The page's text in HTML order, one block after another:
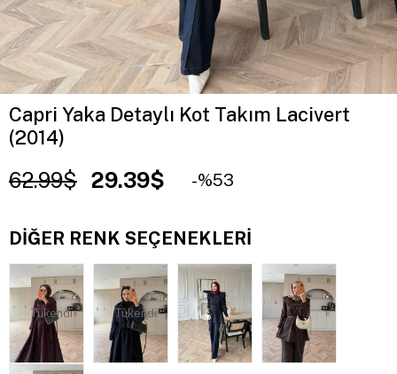
Capri Yaka Detaylı Kot Takım Lacivert
(2014)
62.99$ 29.39$ 53
DIĞER RENK SEÇENEKLERI
Tükendi Tükendi